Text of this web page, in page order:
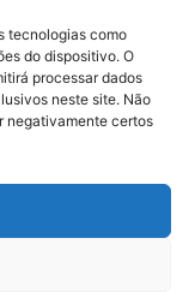
tecnologias como
do dispositivo. O
processar dados
neste site. Não
negativamente certos